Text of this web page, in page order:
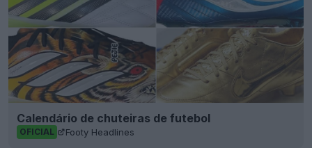
Calendário de chuteiras de futebol
OFICIAL Footy Headlines